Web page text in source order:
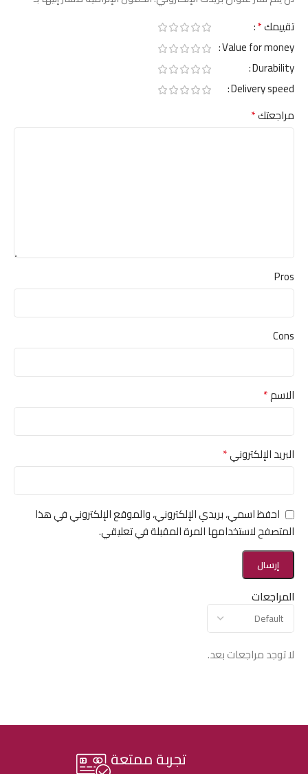
المراجعات
لا توجد مراجعات بعد.
تقييمك*
Value for money
Durability
Delivery speed
مراجعتك*
Pros
Cons
الاسم*
البريد الإلكتروني*
احفظ اسمي، بريدي الإلكتروني، والموقع الإلكتروني في هذا
المتصفح لاستخدامها المرة المقبلة في تعليقي.
تجربة ممتعة